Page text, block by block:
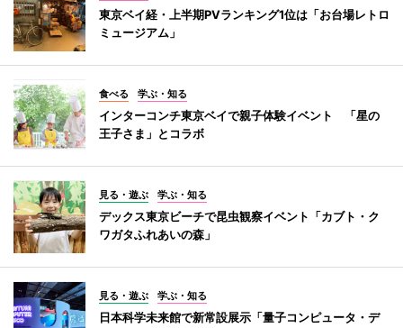
東京ベイ経・上半期PVランキング1位は「お台場レトロ
ミュージアム」
食べる 学ぶ・知る
インターコンチ東京ベイで親子体験イベント 「星の
王子さま」とコラボ
見る・遊ぶ 学ぶ・知る
デックス東京ビーチで昆虫観察イベント「カブト・ク
ワガタふれあいの森」
見る・遊ぶ 学ぶ・知る
日本科学未来館で新常設展示「量子コンピュータ・デ